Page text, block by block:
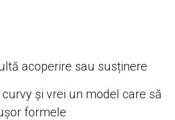
acoperire sau susținere
și vrei un model care să
formele